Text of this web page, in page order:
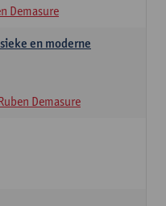
Demasure
en moderne
Demasure